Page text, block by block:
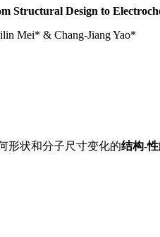
Structural Design to
Mei* & Chang-Jiang Yao*
形状和分子尺寸变化的结构-